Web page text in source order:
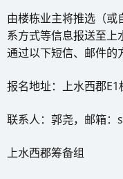
由楼栋业主将推选（
系方式等信息报送至上
通过以下短信、邮件的
报名地址：上水西郡E1
联系人：郭尧，邮箱：
上水西郡筹备组